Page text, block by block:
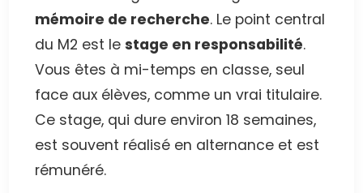
mémoire de recherche. Le point central
du M2 est lestage en responsabilité.
Vous êtes à mi-temps en classe, seul
face aux élèves, comme un vrai titulaire.
Ce stage, qui dure environ 18 semaines,
est souvent réalisé en alternance et est
rémunéré.